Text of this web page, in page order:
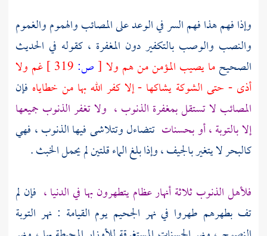
وإذا فهم هذا فهم السر في الوعد على المصائب والهموم والغموم
والنصب والوصب بالتكفير دون المغفرة ، كقوله في الحديث
الصحيحما يصيب المؤمن من هم ولا [ص:
غم ولا
أذى - حتى الشوكة يشاكها - إلا كفر الله بها من خطاياه فإن
المصائب لا تستقل بمغفرة الذنوب ، ولا تغفر الذنوب جميعها
إلا بالتوبة ، أو بحسنات تتضاءل وتتلاشى فيها الذنوب ، فهي
كالبحر لا يتغير بالجيف ، وإذا بلغ الماء قلتين لم يحمل الخبث .
فلأهل الذنوب ثلاثة أنهار عظام يتطهرون بها في الدنيا ، فإن لم
تف بطهرهم طهروا في نهر الجحيم يوم القيامة : نهر التوبة